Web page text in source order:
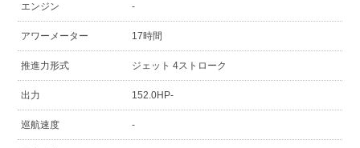
エンジン -
アワーメーター 17時間
推進力形式 ジェット 4ストローク
出力 152.0HP-
巡航速度 -